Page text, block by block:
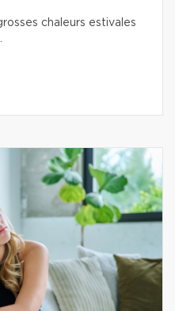
chaleurs estivales